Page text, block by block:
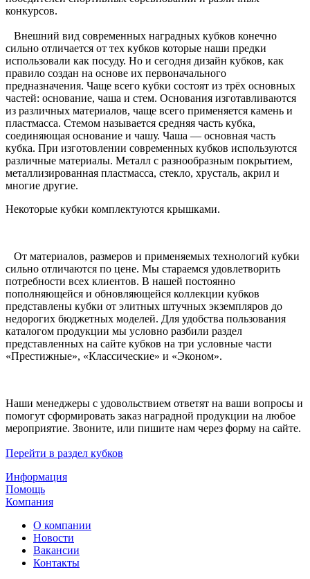
конкурсов.
Внешний вид современных наградных кубков конечно
сильно отличается от тех кубков которые наши предки
использовали как посуду. Но и сегодня дизайн кубков, как
правило создан на основе их первоначального
предназначения. Чаще всего кубки состоят из трёх основных
частей: основание, чаша и стем. Основания изготавливаются
из различных материалов, чаще всего применяется камень и
пластмасса. Стемом называется средняя часть кубка,
соединяющая основание и чашу. Чаша — основная часть
кубка. При изготовлении современных кубков используются
различные материалы. Металл с разнообразным покрытием,
металлизированная пластмасса, стекло, хрусталь, акрил и
многие другие.
Некоторые кубки комплектуются крышками.
От материалов, размеров и применяемых технологий кубки
сильно отличаются по цене. Мы стараемся удовлетворить
потребности всех клиентов. В нашей постоянно
пополняющейся и обновляющейся коллекции кубков
представлены кубки от элитных штучных экземпляров до
недорогих бюджетных моделей. Для удобства пользования
каталогом продукции мы условно разбили раздел
представленных на сайте кубков на три условные части
«Престижные», «Классические» и «Эконом».
Наши менеджеры с удовольствием ответят на ваши вопросы и
помогут сформировать заказ наградной продукции на любое
мероприятие. Звоните, или пишите нам через форму на сайте.
Перейти в раздел кубков
Информация
Помощь
Компания
О компании
Новости
Вакансии
Контакты